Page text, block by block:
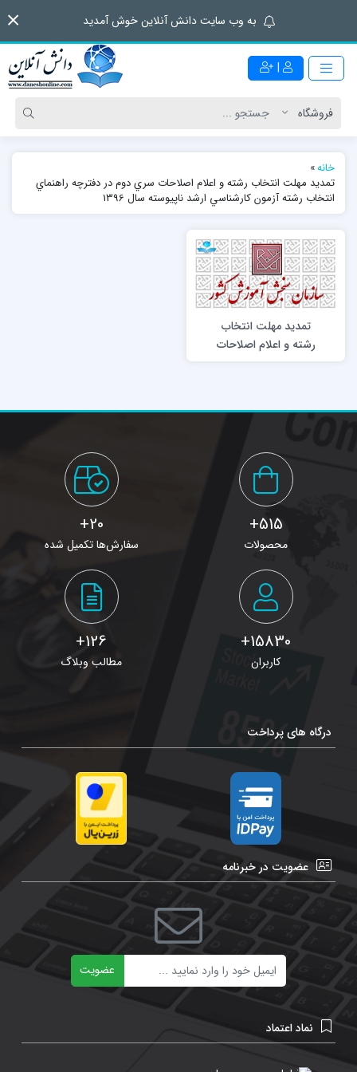
به وب سایت دانش آنلاین خوش آمدید
|
خانه»
تمديد مهلت انتخاب رشته و اعلام اصلاحات سري دوم در دفترچه راهنماي
انتخاب رشته آزمون كارشناسي ارشد ناپيوسته سال 1396
تمديد مهلت انتخاب
رشته و اعلام اصلاحات
سري دوم در دفترچه
ناپيوسته سال 1396
515+
محصولات
20+
سفارش‌ها تکمیل شده
15830+
کاربران
126+
مطالب وبلاگ
درگاه های پرداخت
عضویت در خبرنامه
عضویت
نماد اعتماد